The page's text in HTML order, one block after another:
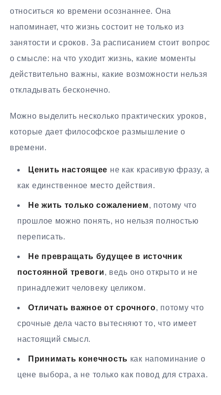
относиться ко времени осознаннее. Она
напоминает, что жизнь состоит не только из
занятости и сроков. За расписанием стоит вопрос
о смысле: на что уходит жизнь, какие моменты
действительно важны, какие возможности нельзя
откладывать бесконечно.
Можно выделить несколько практических уроков,
которые дает философское размышление о
времени.
Ценить настоящее не как красивую фразу, а
как единственное место действия.
Не жить только сожалением, потому что
прошлое можно понять, но нельзя полностью
переписать.
Не превращать будущее в источник
постоянной тревоги, ведь оно открыто и не
принадлежит человеку целиком.
Отличать важное от срочного, потому что
срочные дела часто вытесняют то, что имеет
настоящий смысл.
Принимать конечность как напоминание о
цене выбора, а не только как повод для страха.